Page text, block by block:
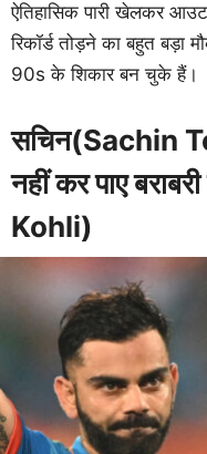
ऐतिहासिक पारी खेलकर
रिकॉर्ड तोड़ने का बहुत बड़ा
90s के शिकार बन चुके हैं।
सचिन(Sachin
नहीं कर पाए
Kohli)